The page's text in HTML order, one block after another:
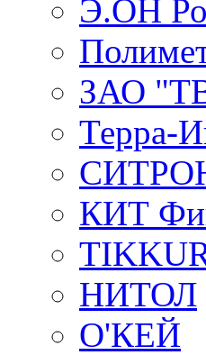
Э.ОН
ЗАО
Терра-
КИТ
НИТОЛ
О'КЕЙ